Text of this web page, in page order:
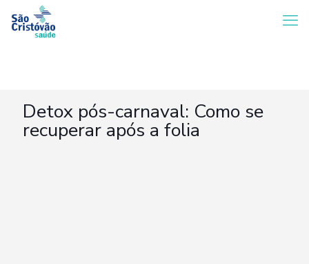
Detox pós-carnaval: Como se
recuperar após a folia